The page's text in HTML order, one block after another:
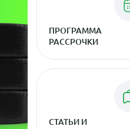
ПРОГРАММА
РАССРОЧКИ
СТАТЬИ И